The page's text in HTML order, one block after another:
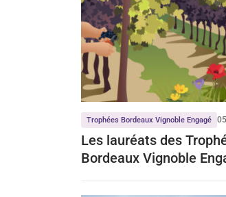
Trophées Bordeaux Vignoble Engagé
Les lauréats des
Bordeaux Vignoble